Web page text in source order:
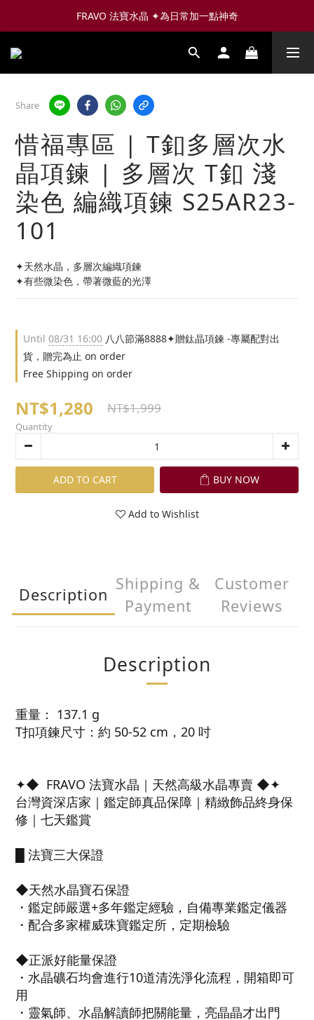
FRAVO 法寶水晶 ✦為日常加一點神奇
Share
惜福專區 | T釦多層次水
晶項鍊 | 多層次 T釦 淺
染色 編織項鍊 S25AR23-
101
✦天然水晶，多層次編織項鍊
✦有些微染色，帶著微藍的光澤
Until 08/31 16:00 八八節滿8888✦贈鈦晶項鍊 -專屬配對出
貨，贈完為止 on order
Free Shipping on order
NT$1,280 NT$1,999
Quantity
ADD TO CART BUY NOW
Add to Wishlist
Description
Shipping &
Payment
Customer
Reviews
Description
重量： 137.1 g
T扣項鍊尺寸：約 50-52 cm，20 吋
✦◆ FRAVO 法寶水晶｜天然高級水晶專賣 ◆✦
台灣資深店家｜鑑定師真品保障｜精緻飾品終身保
修｜七天鑑賞
█ 法寶三大保證
◆天然水晶寶石保證
・鑑定師嚴選+多年鑑定經驗，自備專業鑑定儀器
・配合多家權威珠寶鑑定所，定期檢驗
◆正派好能量保證
・水晶礦石均會進行10道清洗淨化流程，開箱即可
用
・靈氣師、水晶解讀師把關能量，亮晶晶才出門